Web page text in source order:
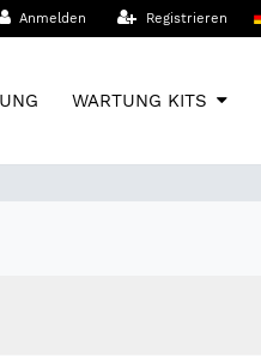
Anmelden Registrieren
WARTUNG KITS